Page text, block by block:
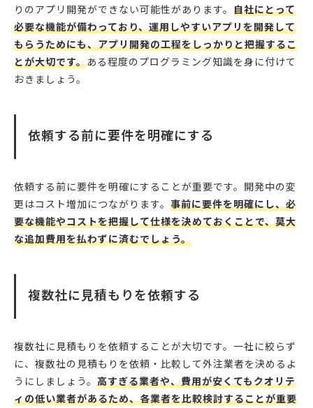
りのアプリ開発ができない可能性があります。 自社にとって
必要な機能が備わっており、運用しやすいアプリを開発して
もらうためにも、アプリ開発の工程をしっかりと把握するこ
とが大切です。ある程度のプログラミング知識を身に付けて
おきましょう。
依頼する前に要件を明確にする
依頼する前に要件を明確にすることが重要です。開発中の変
更はコスト増加につながります。 事前に要件を明確にし、必
要な機能やコストを把握して仕様を決めておくことで、莫大
な追加費用を払わずに済むでしょう。
複数社に見積もりを依頼する
複数社に見積もりを依頼することが大切です。一社に絞らず
に、複数社の見積もりを依頼・比較して外注業者を決めるよ
うにしましょう。 高すぎる業者や、費用が安くてもクオリテ
ィの低い業者があるため、各業者を比較検討することが重要